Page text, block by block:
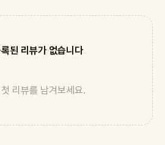
된 리뷰가 없습니다
리뷰를 남겨보세요.